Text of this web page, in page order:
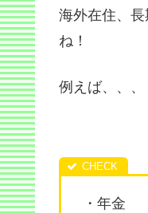
海外在住、
ね！
例えば、、、
・年金